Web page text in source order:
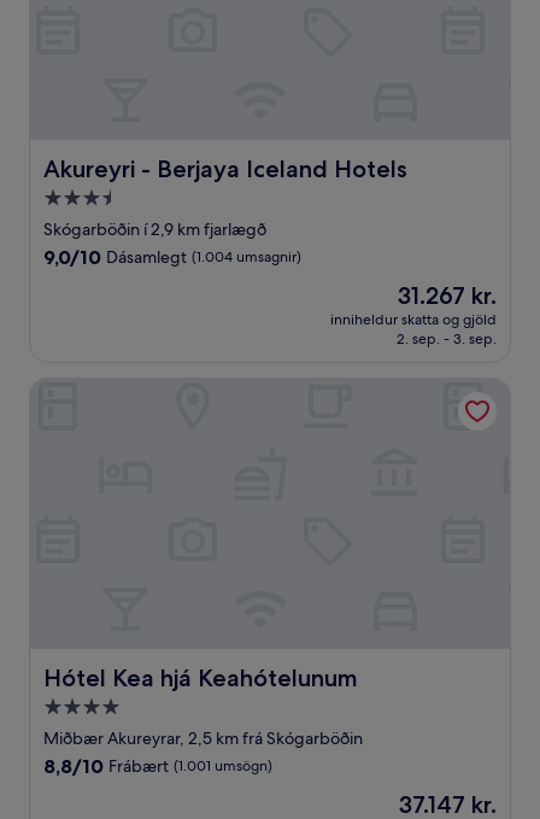
Akureyri - Berjaya Iceland Hotels
Akureyri - Berjaya Iceland Hotels
3.5
stjörnu
gististaður
Skógarböðin í 2,9 km fjarlægð
9.0
9,0/10 Dásamlegt (1.004 umsagnir)
Verðið
er
31.267 kr.
31.267 kr.
inniheldur skatta og gjöld
2. sep. - 3. sep.
Hótel Kea hjá Keahótelunum
Hótel Kea hjá Keahótelunum
4.0
stjörnu
gististaður
Miðbær Akureyrar, 2,5 km frá Skógarböðin
8.8
8,8/10 Frábært (1.001 umsögn)
Verðið
37.147 kr.